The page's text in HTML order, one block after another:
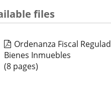
files
Ordenanza Fiscal
Bienes Inmuebles
(8 pages)